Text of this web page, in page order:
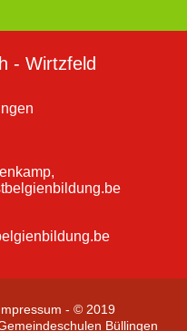
- Wirtzfeld
- © 2019
Büllingen